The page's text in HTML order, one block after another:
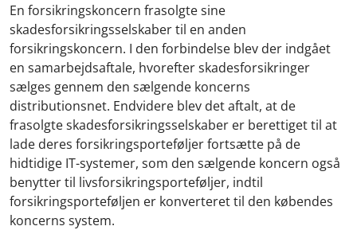
En forsikringskoncern frasolgte sine
skadesforsikringsselskaber til en anden
forsikringskoncern. I den forbindelse blev der indgået
en samarbejdsaftale, hvorefter skadesforsikringer
sælges gennem den sælgende koncerns
distributionsnet. Endvidere blev det aftalt, at de
frasolgte skadesforsikringsselskaber er berettiget til at
lade deres forsikringsporteføljer fortsætte på de
hidtidige IT-systemer, som den sælgende koncern også
benytter til livsforsikringsporteføljer, indtil
forsikringsporteføljen er konverteret til den købendes
koncerns system.